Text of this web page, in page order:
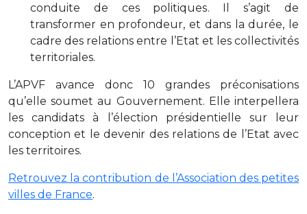
conduite de ces politiques. Il s’agit de
transformer en profondeur, et dans la durée, le
cadre des relations entre l’Etat et les collectivités
territoriales.
L’APVF avance donc 10 grandes préconisations
qu’elle soumet au Gouvernement. Elle interpellera
les candidats à l’élection présidentielle sur leur
conception et le devenir des relations de l’Etat avec
les territoires.
Retrouvez la contribution de l’Association des petites
villes de France.